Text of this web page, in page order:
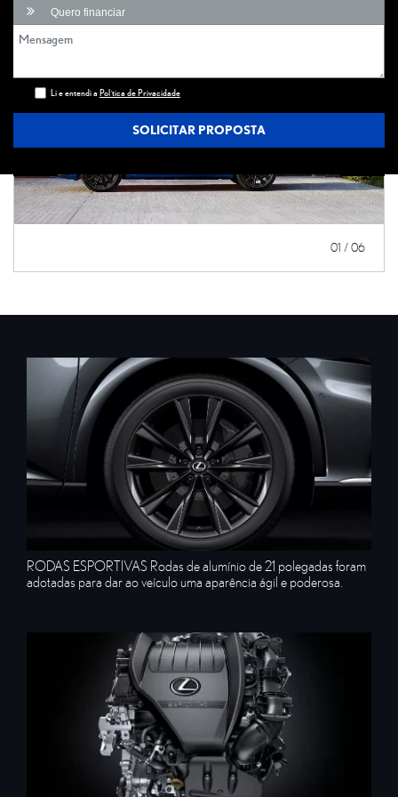
Quero financiar
Li e entendi a Política de Privacidade
SOLICITAR PROPOSTA
01 / 06
RODAS ESPORTIVAS Rodas de alumínio de 21 polegadas foram
adotadas para dar ao veículo uma aparência ágil e poderosa.